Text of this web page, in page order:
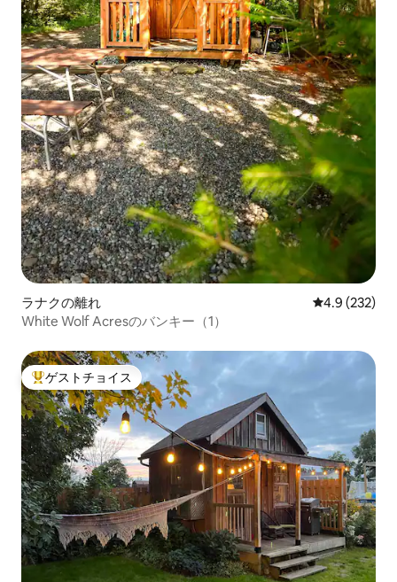
ラナクの離れ レビュー232
4.9 (232)
White Wolf Acresのバンキー（1）
大好評のゲストチョイスです。
ゲストチョイス